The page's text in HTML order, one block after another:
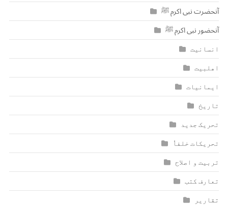
آنحضرت نبی اکرم ﷺ
آنحضور نبی اکرم ﷺ
انسانیت
اھلبیت
ایمانیات
تاریخ
تحریک جدید
تحریکات خلفاٗ
تربیت و اصلاح
تعارف کتب
تقاریر